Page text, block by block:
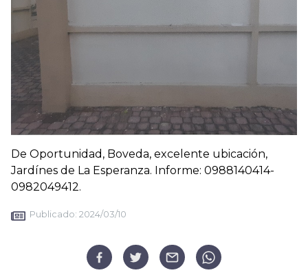
De Oportunidad, Boveda, excelente ubicación,
Jardínes de La Esperanza. Informe: 0988140414-
0982049412.
Publicado: 2024/03/10